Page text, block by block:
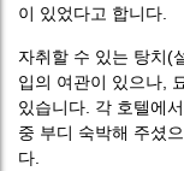
이 있었다고 합니다.
자취할 수 있는 탕치(
입의 여관이 있으나,
있습니다. 각 호텔에
중 부디 숙박해 주셨
다.